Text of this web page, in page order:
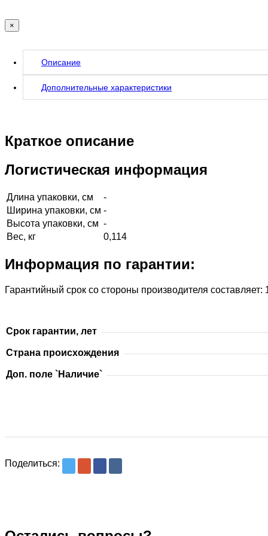
×
Описание
Дополнительные характеристики
Краткое описание
Логистическая информация
Длина упаковки, см
-
Ширина упаковки, см -
Высота упаковки, см -
Вес, кг
0,114
Информация по гарантии:
Гарантийный срок со стороны производителя составляет:
Срок гарантии, лет
Страна происхождения
Доп. поле `Наличие`
Поделиться: